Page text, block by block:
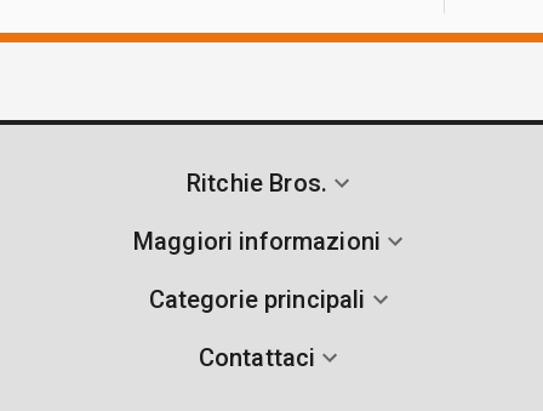
Ritchie Bros.
Maggiori informazioni
Categorie principali
Contattaci